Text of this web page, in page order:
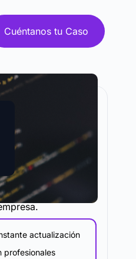
Cuéntanos tu Caso
que se
actualización
profesionales